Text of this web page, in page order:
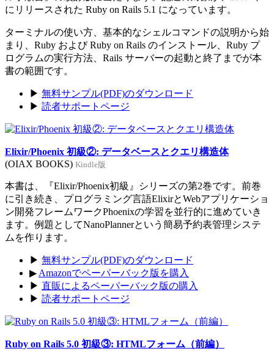
にリリースされた Ruby on Rails 5.1 になっています。
ターミナルの使い方、基本的なシェルコマンドの説明から始
まり、Ruby および Ruby on Rails のインストール、Ruby プ
ログラムの実行方法、Rails サーバーの起動と終了までが本
書の範囲です。
▶ 無料サンプル(PDF)のダウンロード
▶ 読者サポートページ
Elixir/Phoenix 初級②: データベースとクエリ構造体
(OIAX BOOKS) Kindle版
本書は、『Elixir/Phoenix初級』シリーズの第2巻です。前巻
に引き続き、プログラミング言語ElixirとWebアプリケーショ
ン開発フレームワークPhoenixの学習を並行的に進めていき
ます。例題としてNanoPlannerという簡易予約表管理システ
ムを作ります。
▶ 無料サンプル(PDF)のダウンロード
▶ Amazonでペーパーバック版を購入
▶ 直販によるペーパーバック版の購入
▶ 読者サポートページ
Ruby on Rails 5.0 初級③: HTMLフォーム（前編）